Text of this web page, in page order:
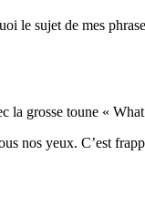
le sujet de mes
la grosse toune «
nos yeux. C’est